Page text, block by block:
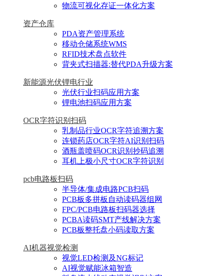
物流可视化存证一体化方案
资产仓库
PDA资产管理系统
移动仓储系统WMS
RFID技术盘点软件
背夹式扫描器:替代PDA升级方案
新能源光伏锂电行业
光伏行业扫码应用方案
锂电池扫码应用方案
OCR字符识别扫码
乳制品行业OCR字符追溯方案
连锁药店OCR字符AI识别扫码
酒瓶盖喷码OCR识别抄码追溯
耳机上极小尺寸OCR字符识别
pcb电路板扫码
半导体/集成电路PCB扫码
PCB板多拼板自动读码器组网
FPC/PCB电路板扫码器选择
PCBA读码SMT产线解决方案
PCB板整托盘小码读取方案
AI机器视觉检测
视觉LED检测及NG标记
AI视觉赋能冰箱智造